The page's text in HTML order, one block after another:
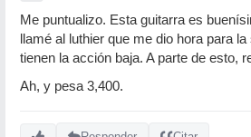
Me puntualizo. Esta guitarra es
llamé al luthier que me dio hora para
tienen la acción baja. A parte de esto,
Ah, y pesa 3,400.